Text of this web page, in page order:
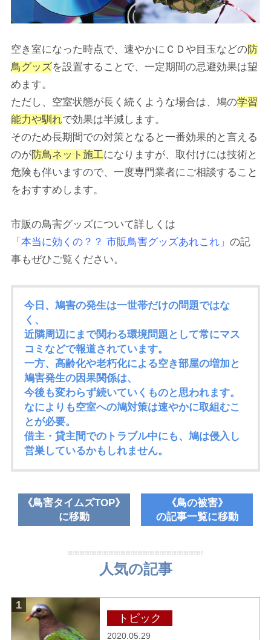
空き室になった時点で、速やかにＣＤや目玉などの防
鳥グッズを設置することで、一定期間の忌避効果は望
めます。
ただし、空室状態が長く続くような場合は、鳩の学習
能力や馴れで効果は半減します。
そのため長期間での対策となると一番効果的と言える
のが防鳥ネット施工になりますが、取付けには技術と
危険も伴いますので、一度専門業者にご相談すること
をおすすめします。
市販の鳥害グッズについて詳しくは
「本当に効くの？？ 市販鳥害グッズあれこれ」 の記
事もぜひご覧ください。
今日、鳩害の発生は一世帯だけの問題ではな
く、
近隣周辺にまで関わる環境問題として常にマス
コミなどで報道されています。
一方、高齢化や老朽化による空き部屋の増加と
鳩害発生の因果関係は、
今後も変わらず続いていくものと思われます。
なによりも空室への鳩対策は速やかに取組むこ
とが必要。
借主・貸主間でのトラブル中にも、鳩は侵入し
営巣しているかもしれません。
鳥害タイムズTOP
に移動
鳥の被害
の記事一覧に移動
人気の記事
1
トピック
2020.05.29